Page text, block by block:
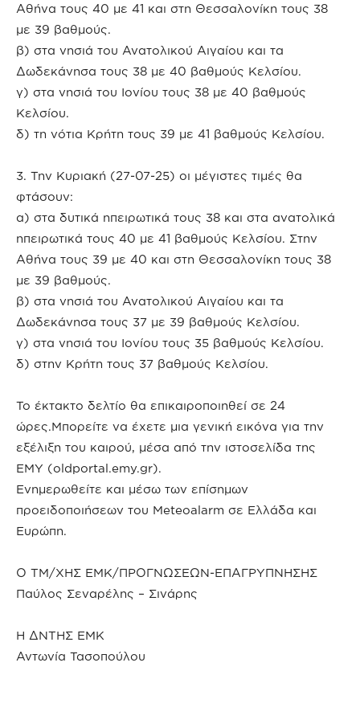
Αθήνα τους 40 με 41 και στη Θεσσαλονίκη τους 38
με 39 βαθμούς.
β) στα νησιά του Ανατολικού Αιγαίου και τα
Δωδεκάνησα τους 38 με 40 βαθμούς Κελσίου.
γ) στα νησιά του Ιονίου τους 38 με 40 βαθμούς
Κελσίου.
δ) τη νότια Κρήτη τους 39 με 41 βαθμούς Κελσίου.
3. Την Κυριακή (27-07-25) οι μέγιστες τιμές θα
φτάσουν:
α) στα δυτικά ηπειρωτικά τους 38 και στα ανατολικά
ηπειρωτικά τους 40 με 41 βαθμούς Κελσίου. Στην
Αθήνα τους 39 με 40 και στη Θεσσαλονίκη τους 38
με 39 βαθμούς.
β) στα νησιά του Ανατολικού Αιγαίου και τα
Δωδεκάνησα τους 37 με 39 βαθμούς Κελσίου.
γ) στα νησιά του Ιονίου τους 35 βαθμούς Κελσίου.
δ) στην Κρήτη τους 37 βαθμούς Κελσίου.
Το έκτακτο δελτίο θα επικαιροποιηθεί σε 24
ώρες.Μπορείτε να έχετε μια γενική εικόνα για την
εξέλιξη του καιρού, μέσα από την ιστοσελίδα της
ΕΜΥ (oldportal.emy.gr).
Ενημερωθείτε και μέσω των επίσημων
προειδοποιήσεων του Meteoalarm σε Ελλάδα και
Ευρώπη.
Ο ΤΜ/ΧΗΣ ΕΜΚ/ΠΡΟΓΝΩΣΕΩΝ-ΕΠΑΓΡΥΠΝΗΣΗΣ
Παύλος Σεναρέλης – Σινάρης
Η ΔΝΤΗΣ ΕΜΚ
Αντωνία Τασοπούλου